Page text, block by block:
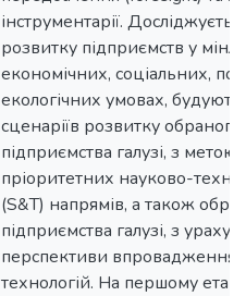
інструментарії.
розвитку підприємств у
економічних, соціальних,
екологічних умовах,
сценаріїв розвитку обраного
підприємства галузі, з
пріоритетних науково-
(S&T) напрямів, а також
підприємства галузі, з
перспективи впровадження
технологій. На першому етапі